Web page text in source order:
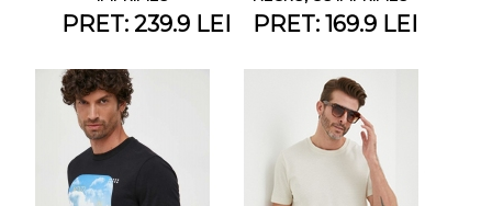
PRET: 239.9 LEI PRET: 169.9 LEI